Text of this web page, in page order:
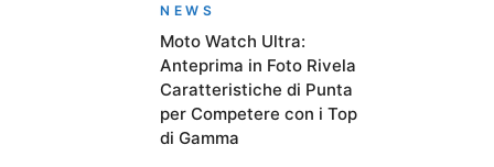
NEWS
Moto Watch Ultra:
Anteprima in Foto Rivela
Caratteristiche di Punta
per Competere con i Top
di Gamma